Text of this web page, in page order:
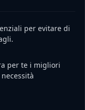
per evitare di
per te i migliori